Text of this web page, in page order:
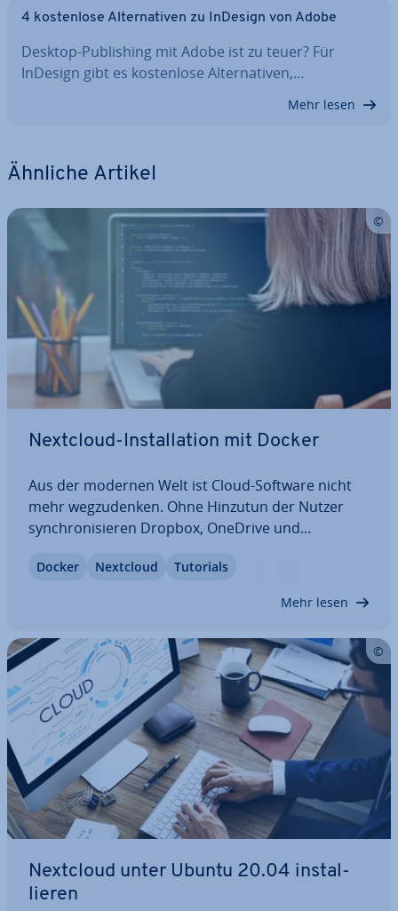
4 kos­ten­lo­se Al­ter­na­ti­ven zu InDesign von Adobe
Desktop-Pu­bli­shing mit Adobe ist zu teuer? Für
InDesign gibt es kos­ten­lo­se Al­ter­na­ti­ven,…
Mehr lesen
Ähnliche Artikel
Nextcloud-In­stal­la­ti­on mit Docker
Aus der modernen Welt ist Cloud-Software nicht
mehr weg­zu­den­ken. Ohne Hinzutun der Nutzer
syn­chro­ni­sie­ren Dropbox, OneDrive und
ten. Wir erklären, wie sich die quell­of­fe­ne Lösung
Docker Nextcloud Tutorials
Mehr lesen
Nextcloud unter Ubuntu 20.04 in­stal­
lie­ren